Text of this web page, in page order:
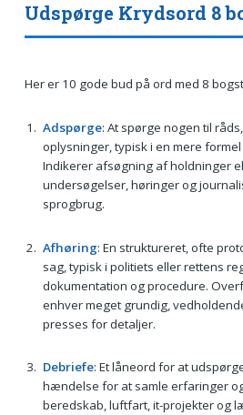
Udspørge Krydsord 8
Her er 10 gode bud på ord med 8
Adspørge: At spørge nogen til
oplysninger, typisk i en mere
Indikerer afsøgning af holdninger
undersøgelser, høringer og
sprogbrug.
Afhøring: En struktureret, ofte
sag, typisk i politiets eller rettens
dokumentation og procedure.
enhver meget grundig,
presses for detaljer.
Debriefe: Et låneord for at
hændelse for at samle erfaringer
beredskab, luftfart, it-projekter og